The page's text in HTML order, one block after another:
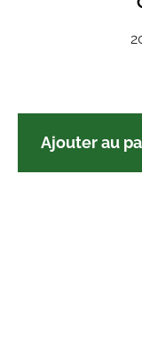
Ajouter au